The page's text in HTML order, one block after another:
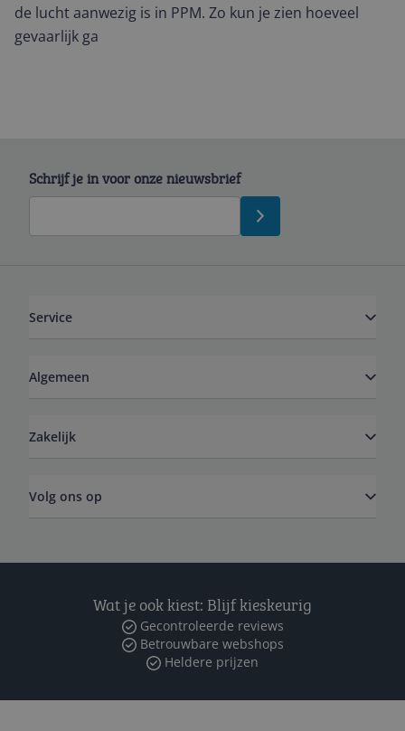
de lucht aanwezig is in PPM. Zo kun je zien hoeveel
gevaarlijk ga
Schrijf je in voor onze nieuwsbrief
Service
Algemeen
Zakelijk
Volg ons op
Wat je ook kiest: Blijf kieskeurig
Gecontroleerde reviews
Betrouwbare webshops
Heldere prijzen